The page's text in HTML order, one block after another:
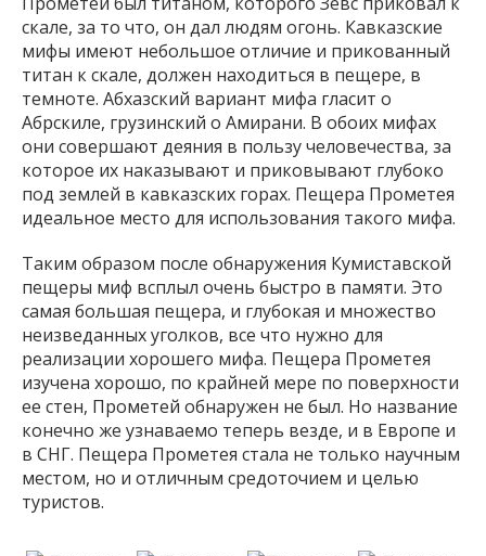
скале, за то что, он дал людям огонь. Кавказские
мифы имеют небольшое отличие и прикованный
титан к скале, должен находиться в пещере, в
темноте. Абхазский вариант мифа гласит о
Абрскиле, грузинский о Амирани. В обоих мифах
они совершают деяния в пользу человечества, за
которое их наказывают и приковывают глубоко
под землей в кавказских горах. Пещера Прометея
идеальное место для использования такого мифа.
Таким образом после обнаружения Кумиставской
пещеры миф всплыл очень быстро в памяти. Это
самая большая пещера, и глубокая и множество
неизведанных уголков, все что нужно для
реализации хорошего мифа. Пещера Прометея
изучена хорошо, по крайней мере по поверхности
ее стен, Прометей обнаружен не был. Но название
конечно же узнаваемо теперь везде, и в Европе и
в СНГ. Пещера Прометея стала не только научным
местом, но и отличным средоточием и целью
туристов.